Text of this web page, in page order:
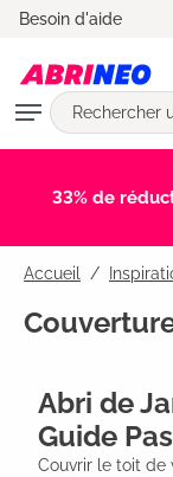
principal
Besoin d'aide
33% de
Accueil
Abri de
Guide
Couvrir le toit de